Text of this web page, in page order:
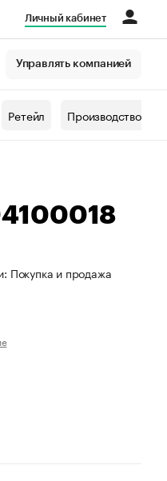
Личный кабинет
Управлять компанией
Ретейл Производство
Покупка и продажа